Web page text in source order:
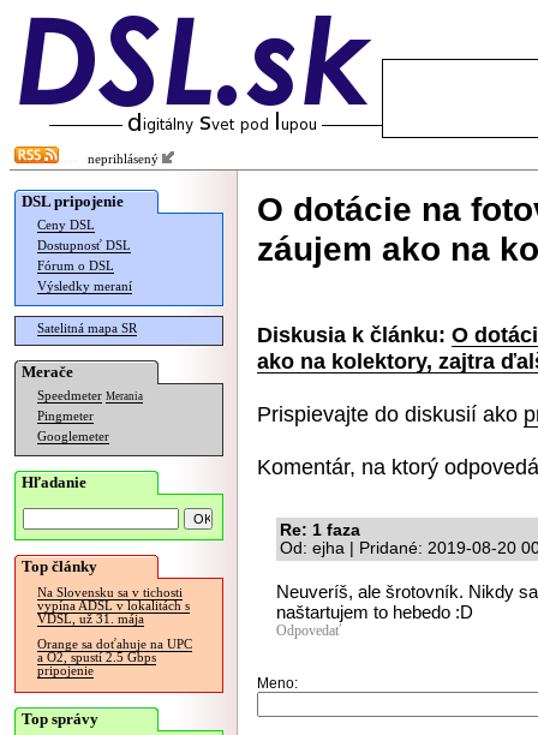
neprihlásený
DSL pripojenie
Ceny DSL
Dostupnosť DSL
Fórum o DSL
Výsledky meraní
Satelitná mapa SR
Merače
Speedmeter Merania
Pingmeter
Googlemeter
Hľadanie
Top články
Na Slovensku sa v tichosti
vypína ADSL v lokalitách s
VDSL, už 31. mája
Orange sa doťahuje na UPC
a O2, spustí 2.5 Gbps
pripojenie
Top správy
O dotácie na
záujem ako na
Diskusia k článku: O
ako na kolektory, zajtra
Prispievajte do diskusií ako
Komentár, na ktorý
Re: 1 faza
Od: ejha | Pridané: 2019-08-20
Neuveríš, ale šrotovník. Nikdy
naštartujem to hebedo :D
Odpovedať
Meno: